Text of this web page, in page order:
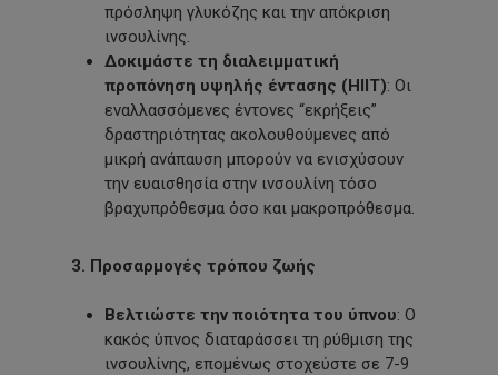
πρόσληψη γλυκόζης και την απόκριση
ινσουλίνης.
Δοκιμάστε τη διαλειμματική
προπόνηση υψηλής έντασης (HIIT): Οι
εναλλασσόμενες έντονες “εκρήξεις”
δραστηριότητας ακολουθούμενες από
μικρή ανάπαυση μπορούν να ενισχύσουν
την ευαισθησία στην ινσουλίνη τόσο
βραχυπρόθεσμα όσο και μακροπρόθεσμα.
3. Προσαρμογές τρόπου ζωής
Βελτιώστε την ποιότητα του ύπνου: Ο
κακός ύπνος διαταράσσει τη ρύθμιση της
ινσουλίνης, επομένως στοχεύστε σε 7-9